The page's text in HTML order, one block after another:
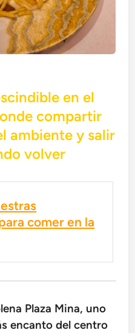
en el
compartir
ambiente y salir
volver
comer en la
Plaza Mina, uno
encanto del centro